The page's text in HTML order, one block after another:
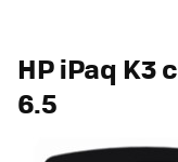
HP iPaq K3
6.5